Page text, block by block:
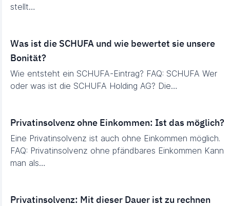
stellt…
Was ist die SCHUFA und wie bewertet sie unsere
Bonität?
Wie entsteht ein SCHUFA-Eintrag? FAQ: SCHUFA Wer
oder was ist die SCHUFA Holding AG? Die…
Privatinsolvenz ohne Einkommen: Ist das möglich?
Eine Privatinsolvenz ist auch ohne Einkommen möglich.
FAQ: Privatinsolvenz ohne pfändbares Einkommen Kann
man als…
Privatinsolvenz: Mit dieser Dauer ist zu rechnen